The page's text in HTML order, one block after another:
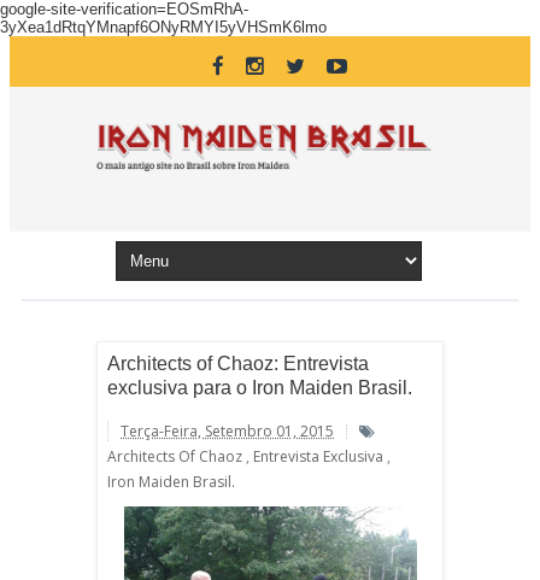
google-site-verification=EOSmRhA-
3yXea1dRtqYMnapf6ONyRMYI5yVHSmK6lmo
Architects of Chaoz: Entrevista
exclusiva para o Iron Maiden Brasil.
Terça-Feira, Setembro 01, 2015
Architects Of Chaoz , Entrevista Exclusiva ,
Iron Maiden Brasil.